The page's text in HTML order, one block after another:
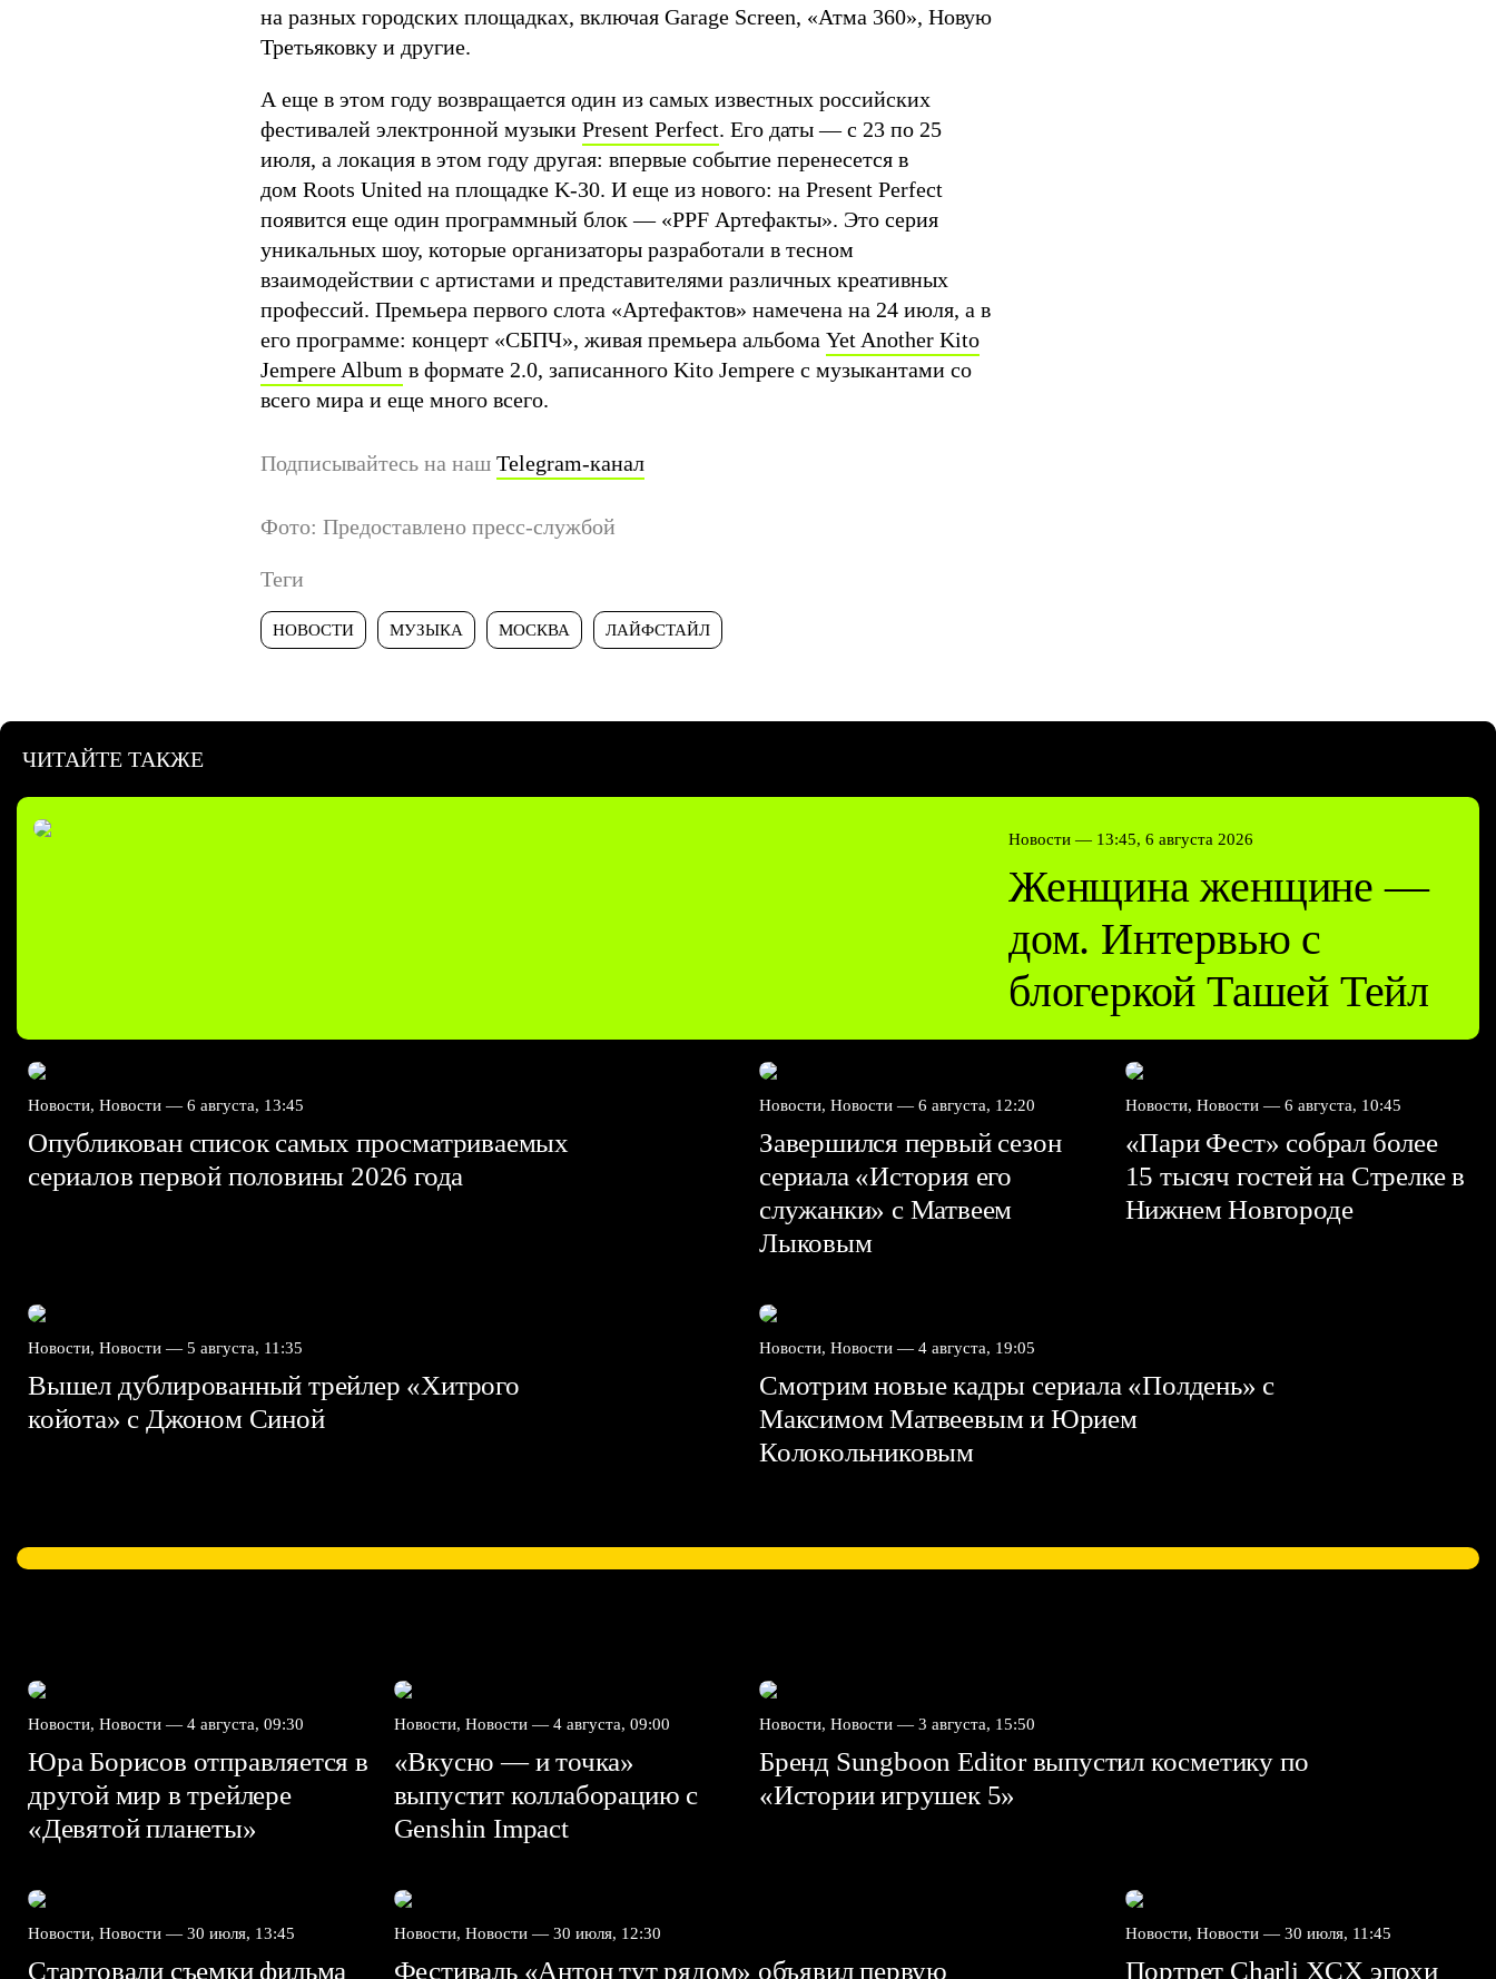
на разных городских площадках, включая Garage Screen, «Атма 360», Новую
Третьяковку и другие.
А еще в этом году возвращается один из самых известных российских
фестивалей электронной музыки Present Perfect. Его даты — с 23 по 25
июля, а локация в этом году другая: впервые событие перенесется в
дом Roots United на площадке K-30. И еще из нового: на Present Perfect
появится еще один программный блок — «PPF Артефакты». Это серия
уникальных шоу, которые организаторы разработали в тесном
взаимодействии с артистами и представителями различных креативных
профессий. Премьера первого слота «Артефактов» намечена на 24 июля, а в
его программе: концерт «СБПЧ», живая премьера альбома Yet Another Kito
Jempere Album в формате 2.0, записанного Kito Jempere с музыкантами со
всего мира и еще много всего.
Подписывайтесь на наш Telegram-канал
Фото: Предоставлено пресс-службой
Теги
НОВОСТИ МУЗЫКА МОСКВА ЛАЙФСТАЙЛ
ЧИТАЙТЕ ТАКЖЕ
Новости — 13:45, 6 августа 2026
Женщина женщине —
дом. Интервью с
блогеркой Ташей Тейл
Новости, Новости — 6 августа, 13:45
Опубликован список самых просматриваемых
сериалов первой половины 2026 года
Новости, Новости — 6 августа, 12:20
Завершился первый сезон
сериала «История его
служанки» с Матвеем
Лыковым
Новости, Новости — 6 августа, 10:45
«Пари Фест» собрал более
15 тысяч гостей на Стрелке в
Нижнем Новгороде
Новости, Новости — 5 августа, 11:35
Вышел дублированный трейлер «Хитрого
койота» с Джоном Синой
Новости, Новости — 4 августа, 19:05
Смотрим новые кадры сериала «Полдень» с
Максимом Матвеевым и Юрием
Колокольниковым
Новости, Новости — 4 августа, 09:30
Юра Борисов отправляется в
другой мир в трейлере
«Девятой планеты»
Новости, Новости — 4 августа, 09:00
«Вкусно — и точка»
выпустит коллаборацию с
Genshin Impact⁠⁠
Новости, Новости — 3 августа, 15:50
Бренд Sungboon Editor выпустил косметику по
«Истории игрушек 5»
Новости, Новости — 30 июля, 13:45
Стартовали съемки фильма
Новости, Новости — 30 июля, 12:30
Фестиваль «Антон тут рядом» объявил первую
Новости, Новости — 30 июля, 11:45
Портрет Charli XCX эпохи